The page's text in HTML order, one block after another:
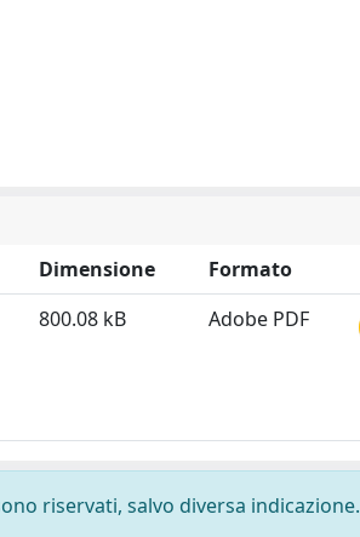
Dimensione
Formato
800.08 kB Adobe PDF
riservati, salvo diversa indicazione.